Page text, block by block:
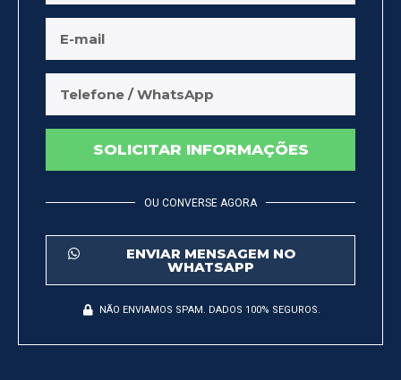
SOLICITAR INFORMAÇÕES
OU CONVERSE AGORA
ENVIAR MENSAGEM NO
WHATSAPP
NÃO ENVIAMOS SPAM. DADOS 100% SEGUROS.